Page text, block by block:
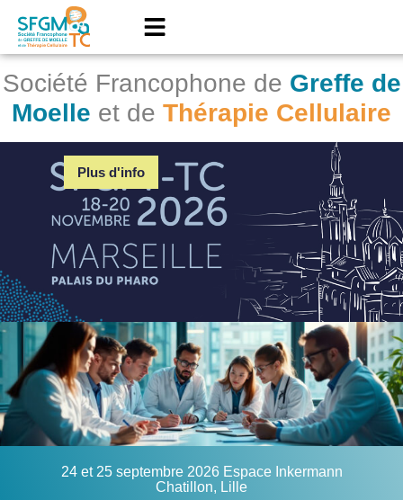
Société Francophone de Greffe de
Moelle et de Thérapie Cellulaire
Plus d'info
24 et 25 septembre 2026 Espace Inkermann
Chatillon, Lille